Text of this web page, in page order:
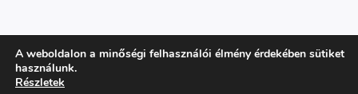
A weboldalon a minőségi felhasználói élmény érdekében sütiket
használunk.
Részletek